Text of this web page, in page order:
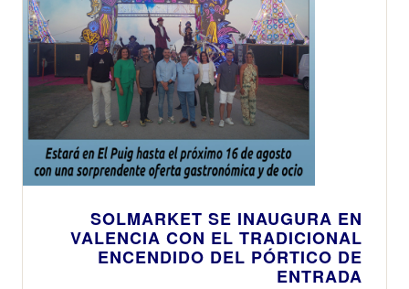
SOLMARKET SE INAUGURA EN
VALENCIA CON EL TRADICIONAL
ENCENDIDO DEL PÓRTICO DE
ENTRADA